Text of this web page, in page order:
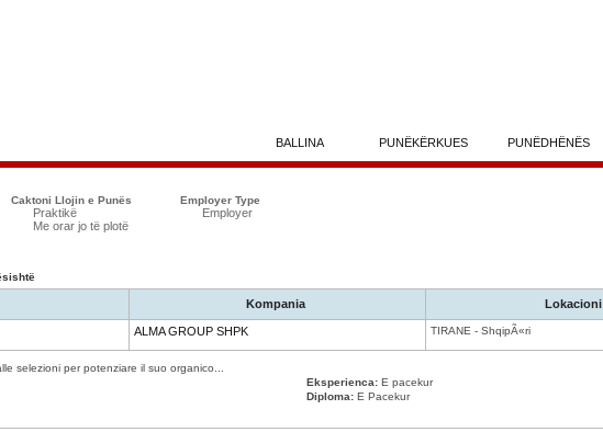
BALLINA PUNËKËRKUES PUNËDHËNËS
Caktoni Llojin e Punës
Praktikë
Me orar jo të plotë
Employer Type
Employer
Kompania Lokacioni
ALMA GROUP SHPK TIRANE - ShqipÃ«ri
selezioni per potenziare il suo organico...
Eksperienca: E pacekur
Diploma: E Pacekur